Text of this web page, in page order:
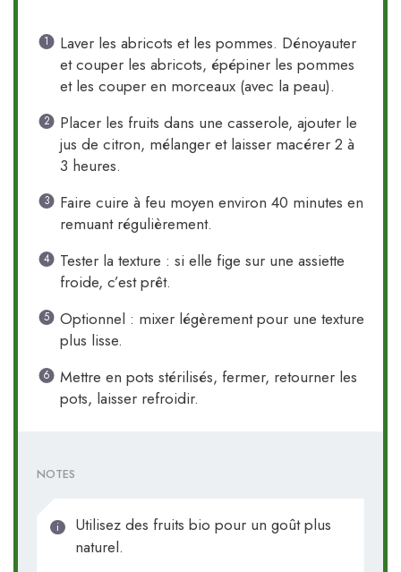
Laver les abricots et les pommes. Dénoyauter
et couper les abricots, épépiner les pommes
et les couper en morceaux (avec la peau).
Placer les fruits dans une casserole, ajouter le
jus de citron, mélanger et laisser macérer 2 à
3 heures.
Faire cuire à feu moyen environ 40 minutes en
remuant régulièrement.
Tester la texture : si elle fige sur une assiette
froide, c’est prêt.
Optionnel : mixer légèrement pour une texture
plus lisse.
Mettre en pots stérilisés, fermer, retourner les
pots, laisser refroidir.
NOTES
Utilisez des fruits bio pour un goût plus
naturel.